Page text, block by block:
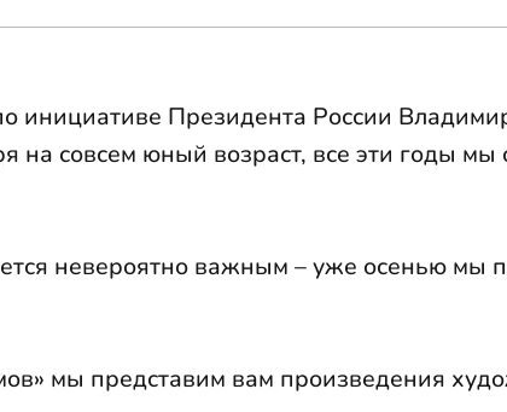
инициативе Президента России
совсем юный возраст, все эти годы мы
невероятно важным – уже осенью
мы представим вам произведения